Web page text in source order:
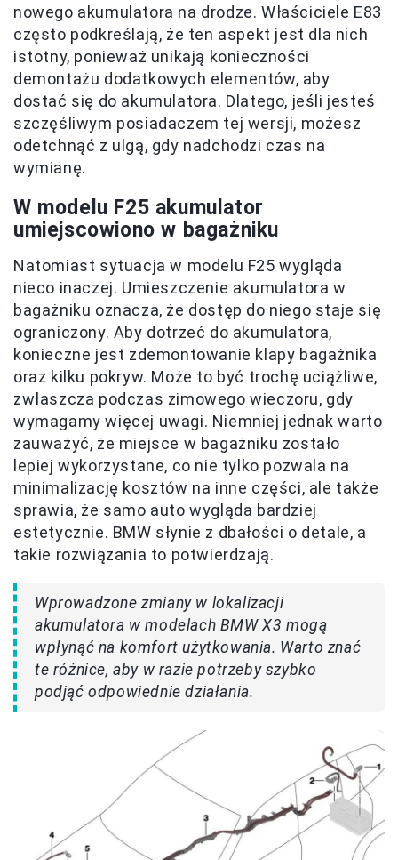
nowego akumulatora na drodze. Właściciele E83
często podkreślają, że ten aspekt jest dla nich
istotny, ponieważ unikają konieczności
demontażu dodatkowych elementów, aby
dostać się do akumulatora. Dlatego, jeśli jesteś
szczęśliwym posiadaczem tej wersji, możesz
odetchnąć z ulgą, gdy nadchodzi czas na
wymianę.
W modelu F25 akumulator
umiejscowiono w bagażniku
Natomiast sytuacja w modelu F25 wygląda
nieco inaczej. Umieszczenie akumulatora w
bagażniku oznacza, że dostęp do niego staje się
ograniczony. Aby dotrzeć do akumulatora,
konieczne jest zdemontowanie klapy bagażnika
oraz kilku pokryw. Może to być trochę uciążliwe,
zwłaszcza podczas zimowego wieczoru, gdy
wymagamy więcej uwagi. Niemniej jednak warto
zauważyć, że miejsce w bagażniku zostało
lepiej wykorzystane, co nie tylko pozwala na
minimalizację kosztów na inne części, ale także
sprawia, że samo auto wygląda bardziej
estetycznie. BMW słynie z dbałości o detale, a
takie rozwiązania to potwierdzają.
Wprowadzone zmiany w lokalizacji
akumulatora w modelach BMW X3 mogą
wpłynąć na komfort użytkowania. Warto znać
te różnice, aby w razie potrzeby szybko
podjąć odpowiednie działania.